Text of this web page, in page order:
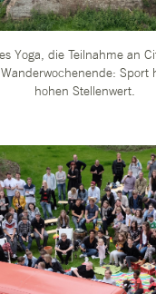
Yoga, die Teilnahme an
Sport
hohen Stellenwert.